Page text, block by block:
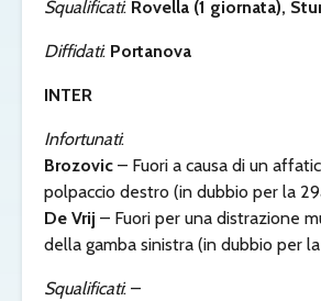
Squalificati: Rovella (1 giornata),
Diffidati: Portanova
INTER
Infortunati:
Brozovic – Fuori a causa di un
polpaccio destro (in dubbio per la
De Vrij – Fuori per una distrazione
della gamba sinistra (in dubbio per
Squalificati: –